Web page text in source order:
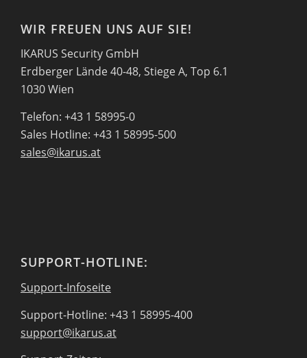
WIR FREUEN UNS AUF SIE!
IKARUS Security GmbH
Erdberger Lände 40-48, Stiege A, Top 6.1
1030 Wien
Telefon: +43 1 58995-0
Sales Hotline: +43 1 58995-500
sales@ikarus.at
SUPPORT-HOTLINE:
Support-Infoseite
Support-Hotline: +43 1 58995-400
support@ikarus.at